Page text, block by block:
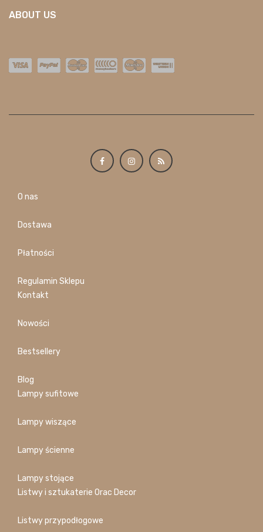
ABOUT US
O nas
Dostawa
Płatności
Regulamin Sklepu
Kontakt
Nowości
Bestsellery
Blog
Lampy sufitowe
Lampy wiszące
Lampy ścienne
Lampy stojące
Listwy i sztukaterie Orac Decor
Listwy przypodłogowe